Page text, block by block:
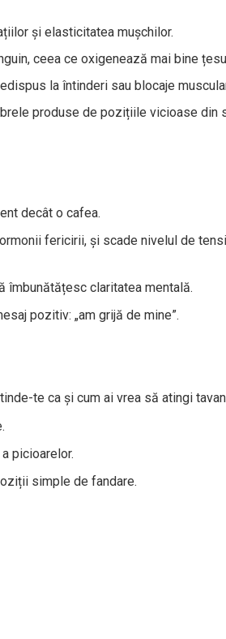
și elasticitatea mușchilor.
ceea ce oxigenează mai bine
la întinderi sau blocaje
produse de pozițiile vicioase din
decât o cafea.
fericirii, și scade nivelul de
îmbunătățesc claritatea mentală.
pozitiv: „am grijă de mine”.
te ca și cum ai vrea să atingi
picioarelor.
simple de fandare.